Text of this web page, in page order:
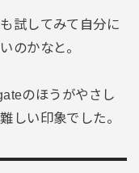
試してみて自分に
のかなと。
のほうがやさし
しい印象でした。